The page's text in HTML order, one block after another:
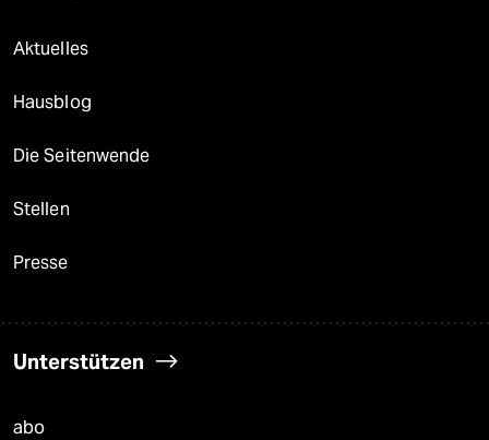
Aktuelles
Hausblog
Die Seitenwende
Stellen
Presse
Unterstützen
abo